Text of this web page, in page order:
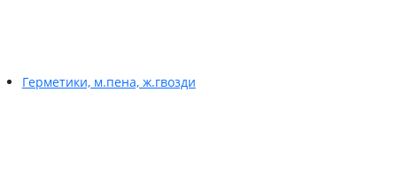
Герметики, м.пена, ж.гвозди